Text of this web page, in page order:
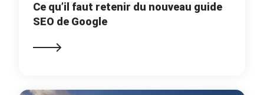
Ce qu’il faut retenir du nouveau guide
SEO de Google